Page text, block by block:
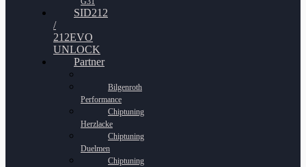
SID212
/
212EVO
UNLOCK
Partner
Bilgenroth
Performance
Chiptuning
Herzlacke
Chiptuning
Duelmen
Chiptuning